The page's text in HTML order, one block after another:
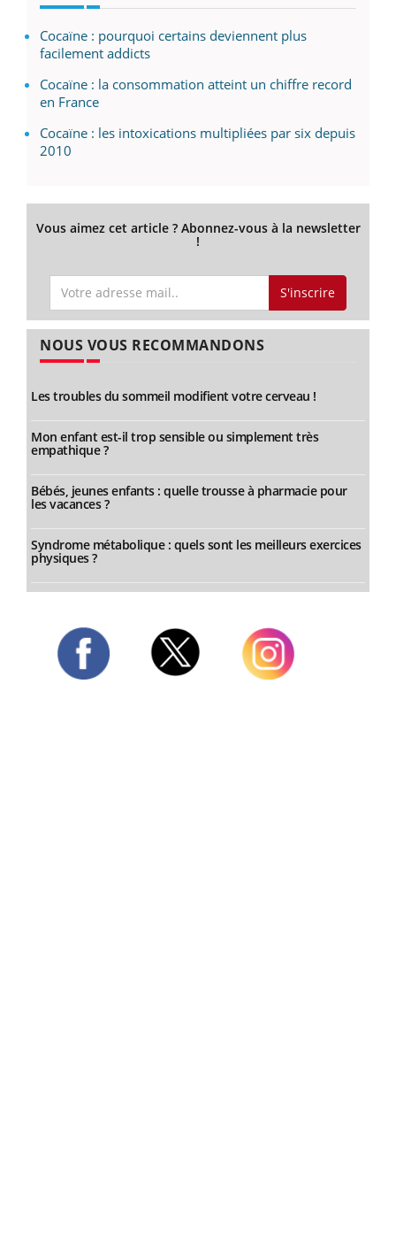
Cocaïne : pourquoi certains deviennent plus
facilement addicts
Cocaïne : la consommation atteint un chiffre record
en France
Cocaïne : les intoxications multipliées par six depuis
2010
Vous aimez cet article ? Abonnez-vous à la newsletter
!
S'inscrire
NOUS VOUS RECOMMANDONS
Les troubles du sommeil modifient votre cerveau !
Mon enfant est-il trop sensible ou simplement très
empathique ?
Bébés, jeunes enfants : quelle trousse à pharmacie pour
les vacances ?
Syndrome métabolique : quels sont les meilleurs exercices
physiques ?